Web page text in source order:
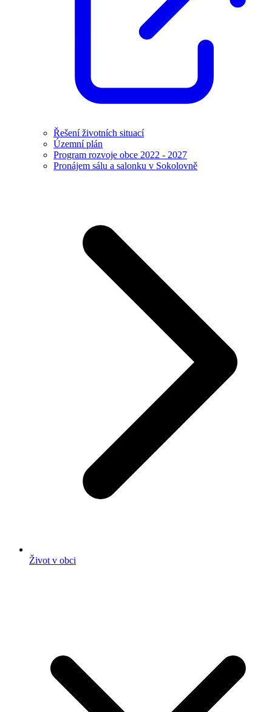
Řešení životních situací
Územní plán
Program rozvoje obce 2022 - 2027
Pronájem sálu a salonku v Sokolovně
Život v obci